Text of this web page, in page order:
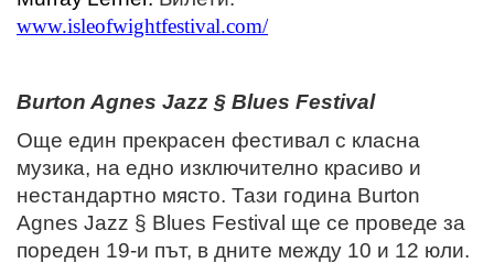
www.isleofwightfestival.com/
Burton Agnes Jazz § Blues Festival
Още един прекрасен фестивал с класна
музика, на едно изключително красиво и
нестандартно място. Тази година Burton
Agnes Jazz § Blues Festival ще се проведе за
пореден 19-и път, в дните между 10 и 12 юли.